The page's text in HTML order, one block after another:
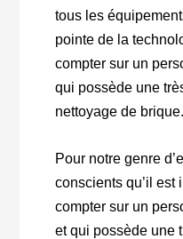
tous les
pointe de la
compter sur un
qui possède une
nettoyage de brique.
Pour notre genre
conscients qu’il est
compter sur un
et qui possède une